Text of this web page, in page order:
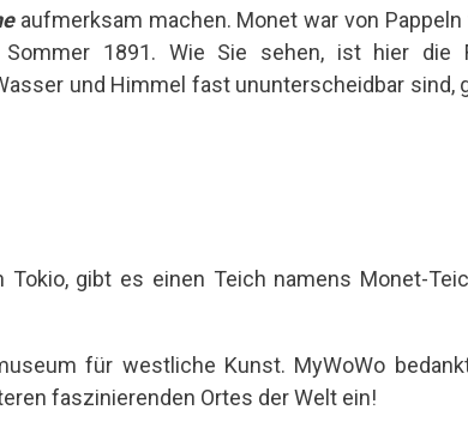
aufmerksam machen. Monet war von
1891. Wie Sie sehen, ist hier die
und Himmel fast ununterscheidbar sind,
gibt es einen Teich namens Monet-
für westliche Kunst. MyWoWo
faszinierenden Ortes der Welt ein!